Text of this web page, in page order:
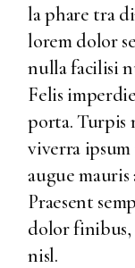
la phare tra
lorem dolor
nulla facilisi
Felis
porta. Turpis
viverra
augue
Praesent
dolor
nisl.